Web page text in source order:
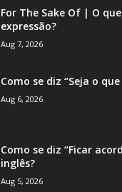
For The Sake Of | O
expressão?
Aug 7, 2026
Como se diz “Seja o
Aug 6, 2026
Como se diz “Ficar
inglês?
Aug 5, 2026